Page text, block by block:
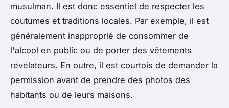
musulman. Il est donc essentiel de respecter les
coutumes et traditions locales. Par exemple, il est
généralement inapproprié de consommer de
l'alcool en public ou de porter des vêtements
révélateurs. En outre, il est courtois de demander la
permission avant de prendre des photos des
habitants ou de leurs maisons.